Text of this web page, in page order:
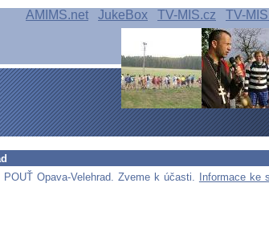
AMIMS.net JukeBox TV-MIS.cz TV-
Opava-Velehrad. Zveme k účasti.
Informace ke